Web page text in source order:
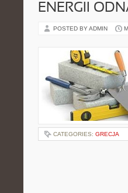
ENERGII
POSTED BY ADMIN
CATEGORIES: GRECJA